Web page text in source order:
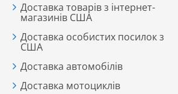
Доставка товарів з інтернет-
магазинів США
Доставка особистих посилок з
США
Доставка автомобілів
Доставка мотоциклів